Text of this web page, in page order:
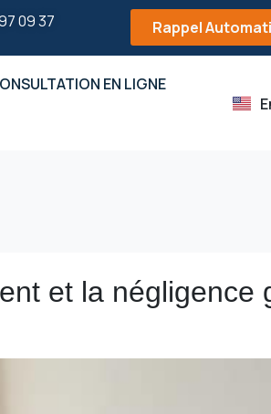
09 37 Rappel
EN LIGNE
et la négligence